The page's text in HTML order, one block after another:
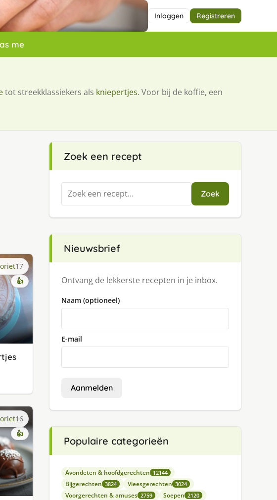
Inloggen Registreren
me
tot streekklassiekers als kniepertjes. Voor bij de koffie, een
17
👍
16
👍
Zoek een recept
Zoeken
naar:
Zoek
Nieuwsbrief
Ontvang de lekkerste recepten in je inbox.
Naam (optioneel)
E-mail
Aanmelden
Populaire categorieën
Avondeten & hoofdgerechten 12144
Bijgerechten 3824 Vleesgerechten 3024
Voorgerechten & amuses 2759 Soepen 2120